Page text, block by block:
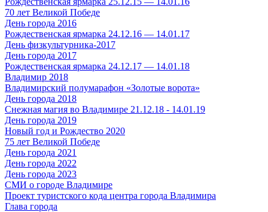
70 лет Великой Победе
День города 2016
Рождественская ярмарка 24.12.16 — 14.01.17
День физкультурника-2017
День города 2017
Рождественская ярмарка 24.12.17 — 14.01.18
Владимир 2018
Владимирский полумарафон «Золотые ворота»
День города 2018
Снежная магия во Владимире 21.12.18 - 14.01.19
День города 2019
Новый год и Рождество 2020
75 лет Великой Победе
День города 2021
День города 2022
День города 2023
СМИ о городе Владимире
Проект туристского кода центра города Владимира
Глава города